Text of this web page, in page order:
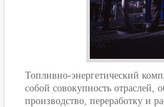
Топливно-энергетический
собой совокупность отраслей,
производство, переработку и